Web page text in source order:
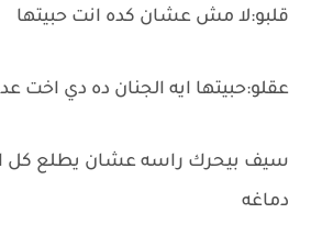
قلبو:لا مش عشان كده انت حبيتها
عقلو:حبيتها ايه الجنان ده دي اخت
سيف بيحرك راسه عشان يطلع كل
دماغه